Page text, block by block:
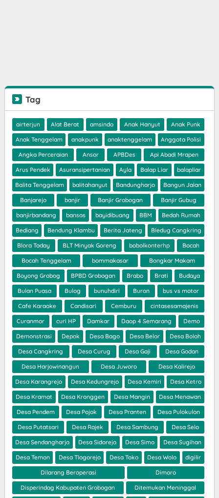
Tag
airterjun Alat Berat amsindo Anak Hanyut Anak Punk
Anak Tenggelam anakpunk anaktenggelam Anggota Polisi
Angka Perceraian Ansor APBDes Api Abadi Mrapen
Arus Pendek Asuransipertanian Ayla Balap Liar balapliar
Balita Tenggelam balitahanyut Bandungharjo Bangun Jalan
Banjarejo banjir Banjir Grobogan Banjir Gubug
banjirbandang bansos bayidibuang BBM Bedah Rumah
Bediang Bendung Klambu Berita Jateng Bledug Cangkring
Blora Today BLT Minyak Goreng bobolkonterhp Bocah
Bocah Tenggelam bommakasar Bongkar Makam
Boyong Grobog BPBD Grobogan Brabo Brati Budaya
Bulan Puasa Bulog bunuhdiri Buron bus vs motor
Cafe Karaoke Candisari Cemburu cintasesamajenis
Curanmor curi HP Damkar Daop 4 Semarang Demo
Demonstrasi Depok Desa Bago Desa Belor Desa Boloh
Desa Cangkring Desa Curug Desa Gaji Desa Godan
Desa Harjowinangun Desa Juworo Desa Kalirejo
Desa Karangrejo Desa Kedungrejo Desa Kemiri Desa Ketro
Desa Kramat Desa Kronggen Desa Mangin Desa Menawan
Desa Pendem Desa Pojok Desa Pranten Desa Pulokulon
Desa Putatsari Desa Rajek Desa Sambung Desa Selo
Desa Sendangharjo Desa Sidorejo Desa Simo Desa Sugihan
Desa Temon Desa Tlogorejo Desa Toko Desa Wolo digilir
Dilarang Beroperasi Dimoro
Disperindag Kabupaten Grobogan Ditemukan Meninggal